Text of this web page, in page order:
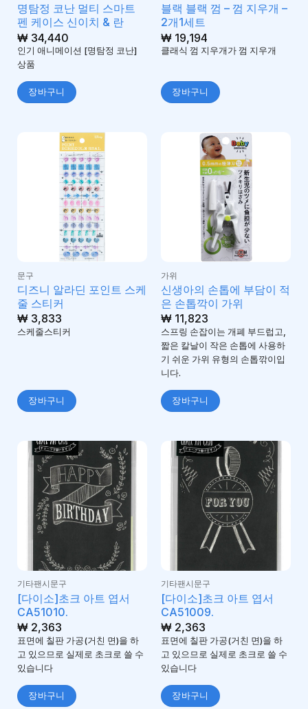
명탐정 코난 멀티 스마트
펜 케이스 신이치 & 란
₩34,440
인기 애니메이션 [명탐정 코난]
상품
장바구니
블랙 블랙 껌 – 껌 지우개 –
2개1세트
₩19,194
클래식 껌 지우개가 껌 지우개
장바구니
문구
디즈니 알라딘 포인트 스케
줄 스티커
₩3,833
스케줄스티커
장바구니
가위
신생아의 손톱에 부담이 적
은 손톱깍이 가위
₩11,823
스프링 손잡이는 개폐 부드럽고,
짧은 칼날이 작은 손톱에 사용하
기 쉬운 가위 유형의 손톱깎이입
니다.
장바구니
기타팬시문구
[다이소]초크 아트 엽서
CA51010.
₩2,363
표면에 칠판 가공(거친 면)을 하
고 있으므로 실제로 초크로 쓸 수
있습니다
장바구니
기타팬시문구
[다이소]초크 아트 엽서
CA51009.
₩2,363
표면에 칠판 가공(거친 면)을 하
고 있으므로 실제로 초크로 쓸 수
있습니다
장바구니